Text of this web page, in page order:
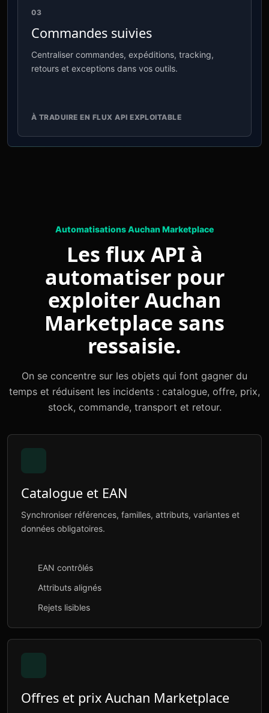
03
Commandes suivies
Centraliser commandes, expéditions, tracking,
retours et exceptions dans vos outils.
À TRADUIRE EN FLUX API EXPLOITABLE
Automatisations Auchan Marketplace
Les flux API à
automatiser pour
exploiter Auchan
Marketplace sans
ressaisie.
On se concentre sur les objets qui font gagner du
temps et réduisent les incidents : catalogue, offre, prix,
stock, commande, transport et retour.
Catalogue et EAN
Synchroniser références, familles, attributs, variantes et
données obligatoires.
EAN contrôlés
Attributs alignés
Rejets lisibles
Offres et prix Auchan Marketplace